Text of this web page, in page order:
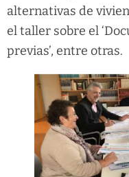
alternativas de
el taller sobre el
previas’, entre otras.